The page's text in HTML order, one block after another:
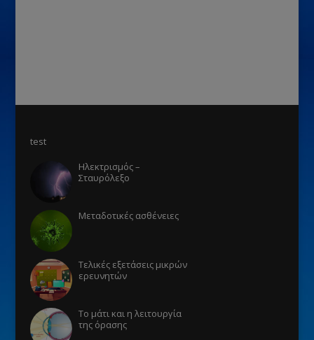
test
Ηλεκτρισμός –
Σταυρόλεξο
Μεταδοτικές ασθένειες
Τελικές εξετάσεις μικρών
ερευνητών
Το μάτι και η λειτουργία
της όρασης